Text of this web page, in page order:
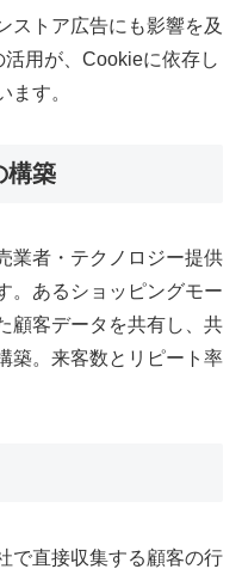
ストア広告にも影響を及
用が、Cookieに依存し
ます。
構築
業者・テクノロジー提供
。あるショッピングモー
顧客データを共有し、共
築。来客数とリピート率
で直接収集する顧客の行